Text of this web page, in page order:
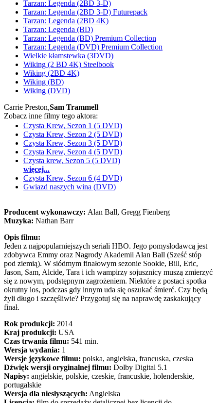
Tarzan: Legenda (2BD 3-D)
Tarzan: Legenda (2BD 3-D) Futurepack
Tarzan: Legenda (2BD 4K)
Tarzan: Legenda (BD)
Tarzan: Legenda (BD) Premium Collection
Tarzan: Legenda (DVD) Premium Collection
Wielkie kłamstewka (3DVD)
Wiking (2 BD 4K) Steelbook
Wiking (2BD 4K)
Wiking (BD)
Wiking (DVD)
Carrie Preston,Sam Trammell
Zobacz inne filmy tego aktora:
Czysta Krew, Sezon 1 (5 DVD)
Czysta Krew, Sezon 2 (5 DVD)
Czysta Krew, Sezon 3 (5 DVD)
Czysta Krew, Sezon 4 (5 DVD)
Czysta krew, Sezon 5 (5 DVD)
więcej...
Czysta Krew, Sezon 6 (4 DVD)
Gwiazd naszych wina (DVD)
Producent wykonawczy: Alan Ball, Gregg Fienberg
Muzyka: Nathan Barr
Opis filmu:
Jeden z najpopularniejszych seriali HBO. Jego pomysłodawcą jest
zdobywca Emmy oraz Nagrody Akademii Alan Ball (Sześć stóp
pod ziemią). W siódmym finałowym sezonie Sookie, Bill, Eric,
Jason, Sam, Alcide, Tara i ich wampirzy sojusznicy muszą zmierzyć
się z nowym, podstępnym zagrożeniem. Niektóre z postaci spotka
okrutny los, podczas gdy innym uda się oszukać śmierć. Czy będą
żyli długo i szczęśliwie? Przygotuj się na naprawdę zaskakujący
finał.
Rok produkcji: 2014
Kraj produkcji: USA
Czas trwania filmu: 541 min.
Wersja wydania: 1
Wersje językowe filmu: polska, angielska, francuska, czeska
Dźwięk wersji oryginalnej filmu: Dolby Digital 5.1
Napisy: angielskie, polskie, czeskie, francuskie, holenderskie,
portugalskie
Wersja dla niesłyszących: Angielska